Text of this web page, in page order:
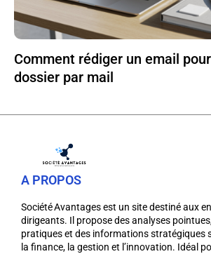
Comment rédiger un email
dossier par mail
A PROPOS
Société Avantages est un site destiné aux
dirigeants. Il propose des analyses
pratiques et des informations stratégiques
la finance, la gestion et l’innovation. Idéal